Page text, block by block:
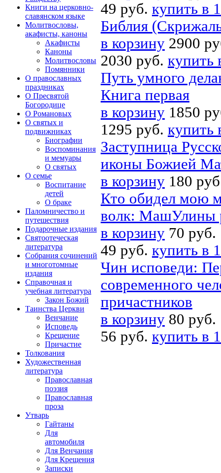
Книги на церковно-
славянском языке
Молитвословы,
акафисты, каноны
Акафисты
Каноны
Молитвословы
Помянники
О православных
праздниках
О Пресвятой
Богородице
О Романовых
О святых и
подвижниках
Биографии
Воспоминания
и мемуары
О святых
О семье
Воспитание
детей
О браке
Паломничество и
путешествия
Подарочные издания
Святоотеческая
литература
Собрания сочинений
и многотомные
издания
Справочная и
учебная литература
Закон Божий
Таинства Церкви
Венчание
Исповедь
Крещение
Причастие
Толкования
Художественная
литература
Православная
поэзия
Православная
проза
Утварь
Гайтаны
Для
автомобиля
Для Венчания
Для Крещения
Записки
49 руб. купить в
Библия
в корзину 2900
2030 руб. купить
Путь умного
Книга первая
в корзину 1850
1295 руб. купить
Заступница
иконы Божией
в корзину 180
Кто обидел мою
волк: МашУлины
в корзину 70 руб.
49 руб. купить в
Чин исповеди:
современного
причастников
в корзину 80 руб.
56 руб. купить в